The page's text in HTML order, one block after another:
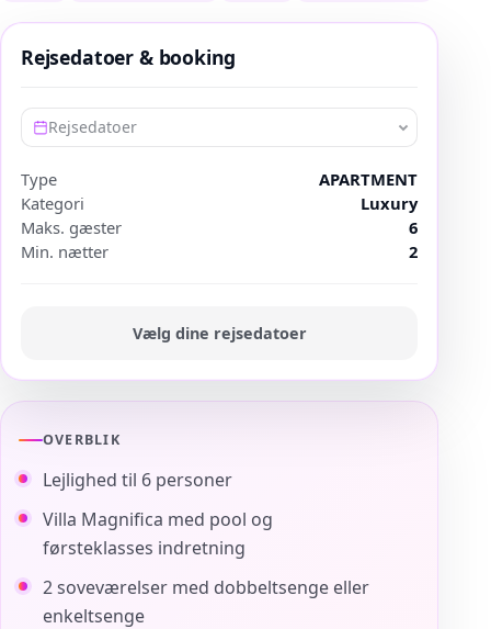
OVERBLIK
Lejlighed til 6 personer
Villa Magnifica med pool og
førsteklasses indretning
2 soveværelser med dobbeltsenge eller
enkeltsenge
Rejsedatoer & booking
Rejsedatoer
Type
APARTMENT
Kategori
Luxury
Maks. gæster
6
Min. nætter
2
Vælg dine rejsedatoer